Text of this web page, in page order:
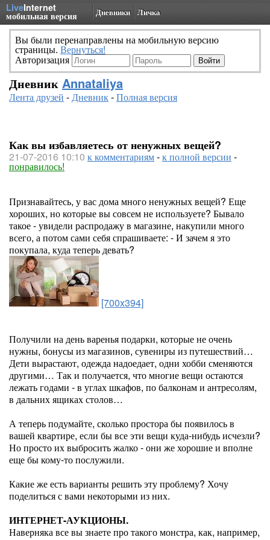
LiveInternet
мобильная версия Дневники Личка
Вы были перенаправлены на мобильную версию
страницы. Вернуться!
Авторизация
Дневник Annataliya
Лента друзей -Дневник-Полная версия
Как вы избавляетесь от ненужных вещей?
21-07-2016 10:10 к комментариям-к полной версии -
понравилось!
Признавайтесь, у вас дома много ненужных вещей? Еще
хороших, но которые вы совсем не используете? Бывало
такое - увидели распродажу в магазине, накупили много
всего, а потом сами себя спрашиваете: - И зачем я это
покупала, куда теперь девать?
[700x394]
Получили на день варенья подарки, которые не очень
нужны, бонусы из магазинов, сувениры из путешествий…
Дети вырастают, одежда надоедает, одни хобби сменяются
другими… Так и получается, что многие вещи остаются
лежать годами - в углах шкафов, по балконам и антресолям,
в дальних ящиках столов…
А теперь подумайте, сколько простора бы появилось в
вашей квартире, если бы все эти вещи куда-нибудь исчезли?
Но просто их выбросить жалко - они же хорошие и вполне
еще бы кому-то послужили.
Какие же есть варианты решить эту проблему? Хочу
поделиться с вами некоторыми из них.
ИНТЕРНЕТ-АУКЦИОНЫ.
Наверняка все вы знаете про такого монстра, как, например,